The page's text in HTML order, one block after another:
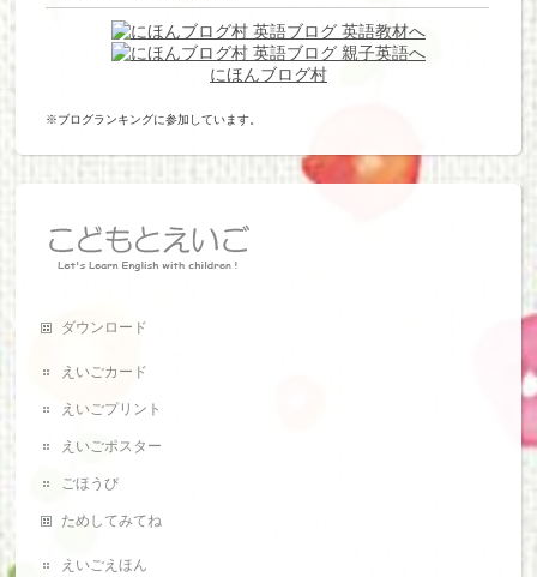
にほんブログ村
※ブログランキングに参加しています。
ダウンロード
えいごカード
えいごプリント
えいごポスター
ごほうび
ためしてみてね
えいごえほん